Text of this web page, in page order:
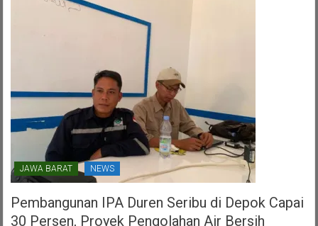
JAWA BARAT NEWS
Pembangunan IPA Duren Seribu di Depok Capai
30 Persen, Proyek Pengolahan Air Bersih